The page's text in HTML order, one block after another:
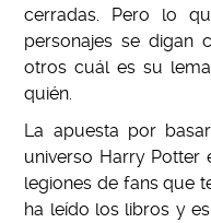
cerradas. Pero lo
personajes se digan
otros cuál es su
quién.
La apuesta por
universo Harry
legiones de fans que
ha leído los libros y